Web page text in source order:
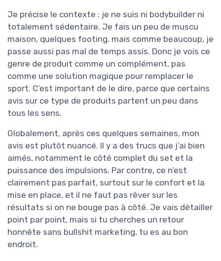
Je précise le contexte : je ne suis ni bodybuilder ni
totalement sédentaire. Je fais un peu de muscu
maison, quelques footing, mais comme beaucoup, je
passe aussi pas mal de temps assis. Donc je vois ce
genre de produit comme un complément, pas
comme une solution magique pour remplacer le
sport. C’est important de le dire, parce que certains
avis sur ce type de produits partent un peu dans
tous les sens.
Globalement, après ces quelques semaines, mon
avis est plutôt nuancé. Il y a des trucs que j’ai bien
aimés, notamment le côté complet du set et la
puissance des impulsions. Par contre, ce n’est
clairement pas parfait, surtout sur le confort et la
mise en place, et il ne faut pas rêver sur les
résultats si on ne bouge pas à côté. Je vais détailler
point par point, mais si tu cherches un retour
honnête sans bullshit marketing, tu es au bon
endroit.